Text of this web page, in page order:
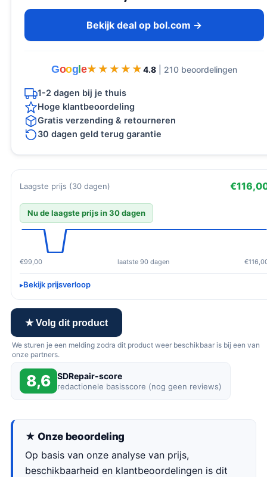
Bekijk deal op bol.com →
Goog e★★★★★
★★★★★ 4.8 | 210 beoordelingen
1-2 dagen bij je thuis
Hoge klantbeoordeling
Gratis verzending & retourneren
30 dagen geld terug garantie
Laagste prijs (30 dagen)
Nu de laagste prijs in 30 dagen
€99,00 laatste 90 dagen
Bekijk prijsverloop
★ Volg dit product
We sturen je een melding zodra dit product weer beschikbaar is bij een van
onze partners.
8,6 SDRepair-score
redactionele basisscore (nog geen reviews)
★ Onze beoordeling
Op basis van onze analyse van prijs,
beschikbaarheid en klantbeoordelingen is dit